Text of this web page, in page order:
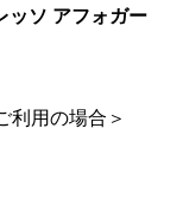
ッソ アフォガー
利用の場合＞